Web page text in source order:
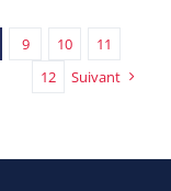
9 10
11
12
Suivant